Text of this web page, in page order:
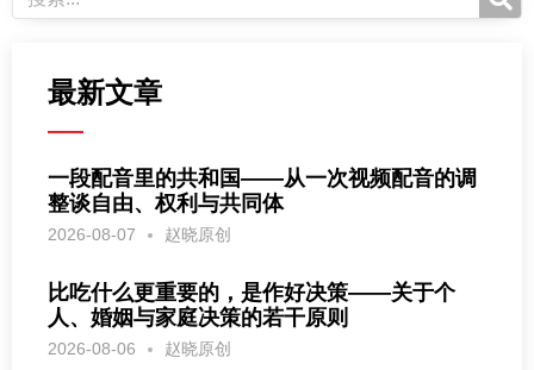
最新文章
一段配音里的共和国——从一次视频配音的调
整谈自由、权利与共同体
2026-08-07 赵晓原创
比吃什么更重要的，是作好决策——关于个
人、婚姻与家庭决策的若干原则
2026-08-06 赵晓原创